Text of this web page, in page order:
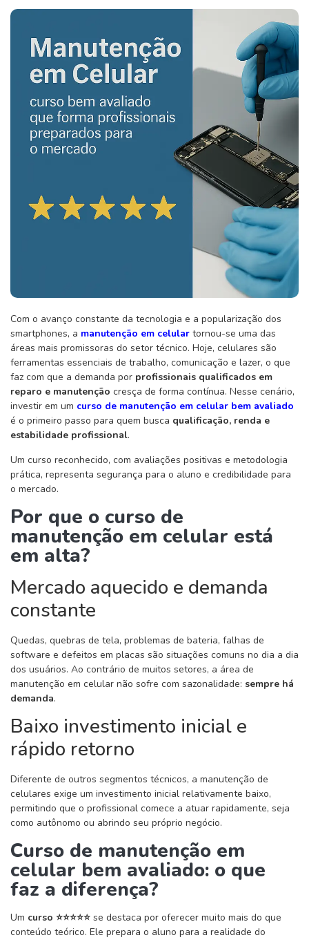
Com o avanço constante da tecnologia e a popularização dos
smartphones, a manutenção em celular tornou-se uma das
áreas mais promissoras do setor técnico. Hoje, celulares são
ferramentas essenciais de trabalho, comunicação e lazer, o que
faz com que a demanda por profissionais qualificados em
reparo e manutenção cresça de forma contínua. Nesse cenário,
investir em um curso de manutenção em celular bem avaliado
é o primeiro passo para quem busca qualificação, renda e
estabilidade profissional.
Um curso reconhecido, com avaliações positivas e metodologia
prática, representa segurança para o aluno e credibilidade para
o mercado.
Por que o curso de
manutenção em celular está
em alta?
Mercado aquecido e demanda
constante
Quedas, quebras de tela, problemas de bateria, falhas de
software e defeitos em placas são situações comuns no dia a dia
dos usuários. Ao contrário de muitos setores, a área de
manutenção em celular não sofre com sazonalidade: sempre há
demanda.
Baixo investimento inicial e
rápido retorno
Diferente de outros segmentos técnicos, a manutenção de
celulares exige um investimento inicial relativamente baixo,
permitindo que o profissional comece a atuar rapidamente, seja
como autônomo ou abrindo seu próprio negócio.
Curso de manutenção em
celular bem avaliado: o que
faz a diferença?
Um curso ⭐⭐⭐⭐⭐ se destaca por oferecer muito mais do que
conteúdo teórico. Ele prepara o aluno para a realidade do